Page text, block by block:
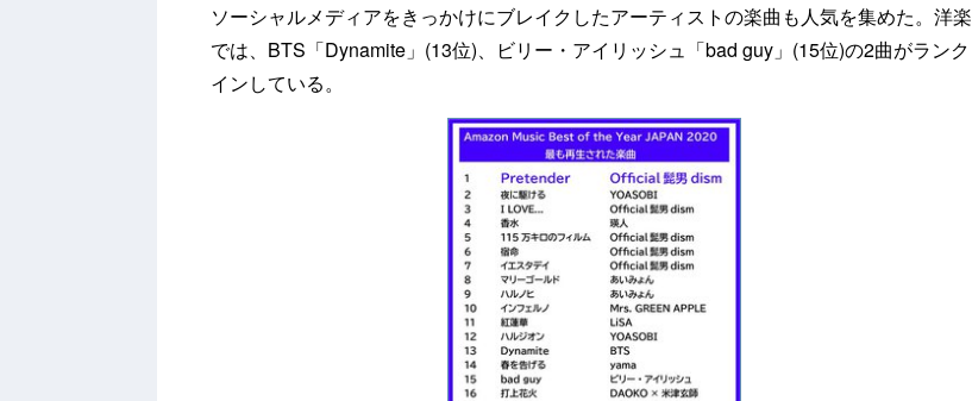
ソーシャルメディアをきっかけにブレイクしたアーティストの楽曲も人気を集めた。洋楽
では、BTS「Dynamite」(13位)、ビリー・アイリッシュ「bad guy」(15位)の2曲がランク
インしている。